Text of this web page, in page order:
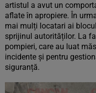
artistul a avut un
aflate în apropiere. În
mai mulți locatari ai
sprijinul autorităților. La
pompieri, care au luat
incidente și pentru
siguranță.